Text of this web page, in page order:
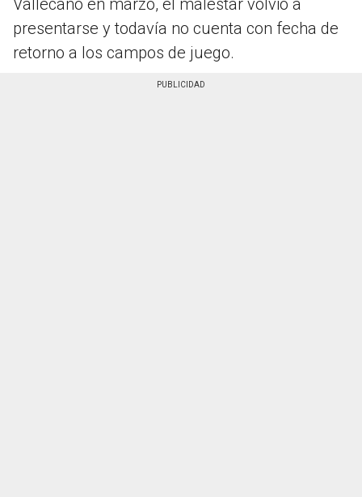
Vallecano en marzo, el malestar volvió a
presentarse y todavía no cuenta con fecha de
retorno a los campos de juego.